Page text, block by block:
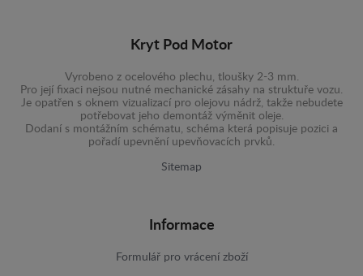
Kryt Pod Motor
Vyrobeno z ocelového plechu, tloušky 2-3 mm.
Pro její fixaci nejsou nutné mechanické zásahy na struktuře vozu.
Je opatřen s oknem vizualizací pro olejovu nádrž, takže nebudete
potřebovat jeho demontáž výměnit oleje.
Dodaní s montážním schématu, schéma která popisuje pozici a
pořadí upevnění upevňovacích prvků.
Sitemap
Informace
Formulář pro vrácení zboží